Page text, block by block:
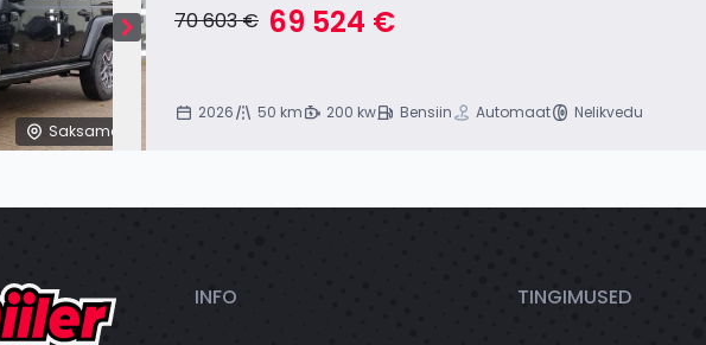
Saksamaa
70 603 € 69 524 €
2026 50 km 200 kw Bensiin Automaat Nelikvedu
INFO TINGIMUSED